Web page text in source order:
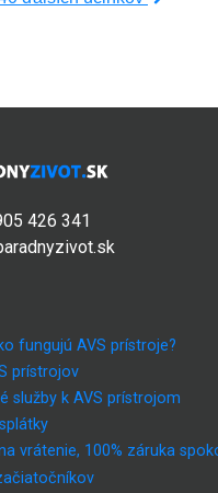
426 341
fungujú AVS prístroje?
prístrojov
služby k AVS prístrojom
vrátenie, 100% záruka